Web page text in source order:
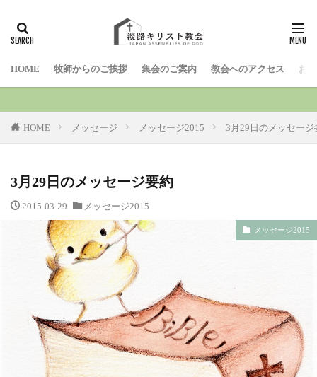
HOME 牧師からのご挨拶 集会のご案内 教会へのアクセス お
HOME メッセージ メッセージ2015 3月29日のメッセージ
3月29日のメッセージ要約
2015-03-29 メッセージ2015
メッセージ2015
検索